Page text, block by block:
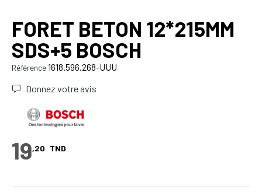
FORET BETON 12*215MM
SDS+5 BOSCH
Référence1618.596.268-UUU
Donnez votre avis
19,20 TND